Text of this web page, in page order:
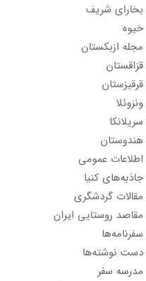
بخارای شریف
خیوه
مجله ازبکستان
قزاقستان
قرقیزستان
ونزوئلا
سریلانکا
هندوستان
اطلاعات عمومی
جاذبه‌های کنیا
مقالات گردشگری
مقاصد روستایی ایران
سفرنامه‌ها
دست نوشته‌ها
مدرسه سفر